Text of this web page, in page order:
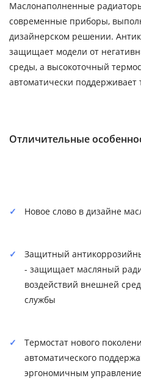
Маслонаполненные
современные приборы,
дизайнерском решении.
защищает модели от
среды, а высокоточный
автоматически
Отличительные
Новое слово в дизайне
Защитный
- защищает масляный
воздействий внешней
службы
Термостат нового
автоматического
эргономичным